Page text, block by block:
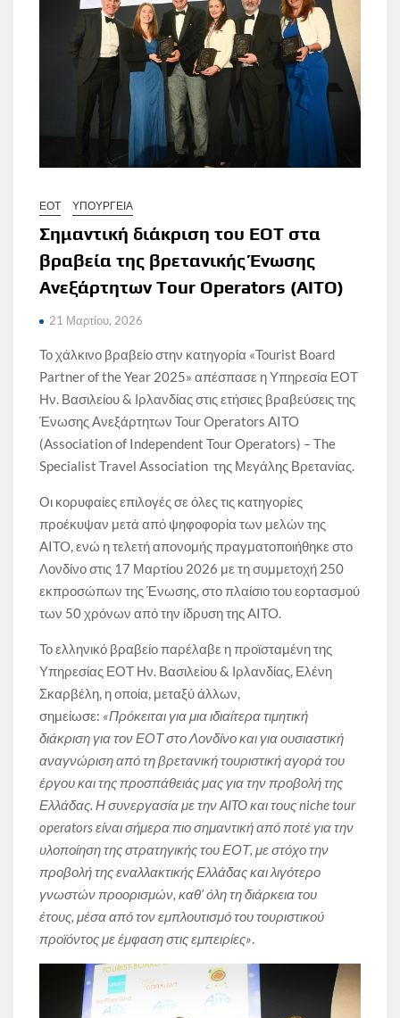
ΕΟΤ ΥΠΟΥΡΓΕΙΑ
Σημαντική διάκριση του ΕΟΤ στα
βραβεία της βρετανικής Ένωσης
Ανεξάρτητων Tour Operators (AITO)
21 Μαρτίου, 2026
Το χάλκινο βραβείο στην κατηγορία «Tourist Board
Partner of the Year 2025» απέσπασε η Υπηρεσία ΕΟΤ
Ην. Βασιλείου & Ιρλανδίας στις ετήσιες βραβεύσεις της
Ένωσης Ανεξάρτητων Tour Operators AITO
(Association of Independent Tour Operators) – The
Specialist Travel Association της Μεγάλης Βρετανίας.
Οι κορυφαίες επιλογές σε όλες τις κατηγορίες
προέκυψαν μετά από ψηφοφορία των μελών της
AITO, ενώ η τελετή απονομής πραγματοποιήθηκε στο
Λονδίνο στις 17 Μαρτίου 2026 με τη συμμετοχή 250
εκπροσώπων της Ένωσης, στο πλαίσιο του εορτασμού
των 50 χρόνων από την ίδρυση της AITO.
Το ελληνικό βραβείο παρέλαβε η προϊσταμένη της
Υπηρεσίας ΕΟΤ Ην. Βασιλείου & Ιρλανδίας, Ελένη
Σκαρβέλη, η οποία, μεταξύ άλλων,
σημείωσε: «Πρόκειται για μια ιδιαίτερα τιμητική
διάκριση για τον ΕΟΤ στο Λονδίνο και για ουσιαστική
αναγνώριση από τη βρετανική τουριστική αγορά του
έργου και της προσπάθειάς μας για την προβολή της
Ελλάδας. Η συνεργασία με την AITO και τους niche tour
operators είναι σήμερα πιο σημαντική από ποτέ για την
υλοποίηση της στρατηγικής του ΕΟΤ, με στόχο την
προβολή της εναλλακτικής Ελλάδας και λιγότερο
γνωστών προορισμών, καθ’ όλη τη διάρκεια του
έτους, μέσα από τον εμπλουτισμό του τουριστικού
προϊόντος με έμφαση στις εμπειρίες».